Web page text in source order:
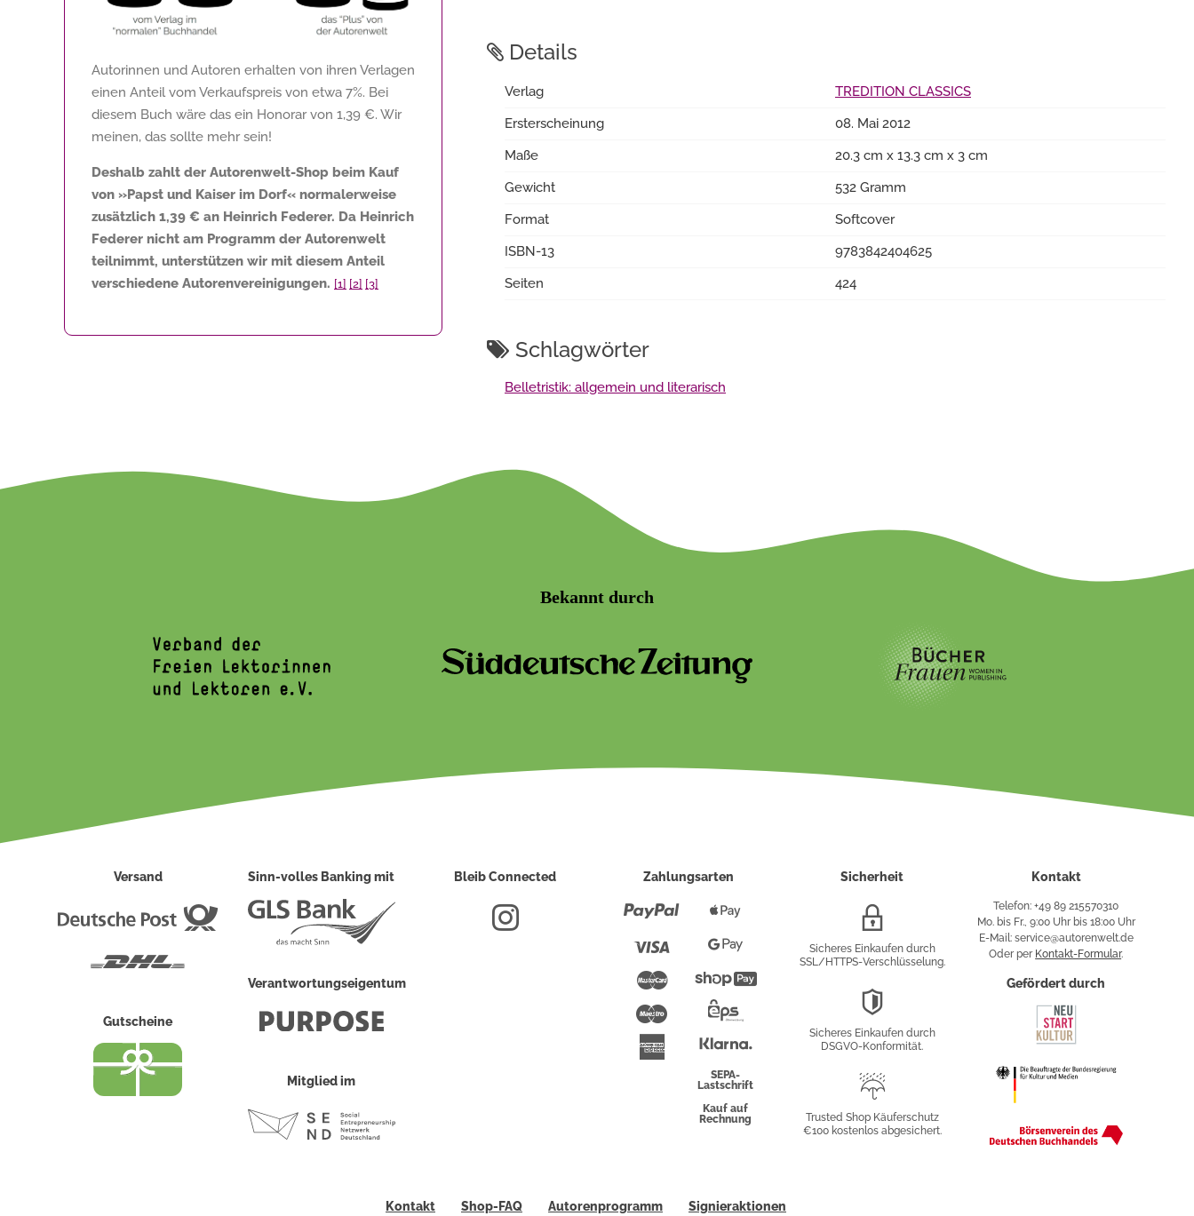
Autorinnen und Autoren erhalten von ihren Verlagen
einen Anteil vom Verkaufspreis von etwa 7%. Bei
diesem Buch wäre das ein Honorar von 1,39 €. Wir
meinen, das sollte mehr sein!
Deshalb zahlt der Autorenwelt-Shop beim Kauf
von »Papst und Kaiser im Dorf« normalerweise
zusätzlich 1,39 € an Heinrich Federer. Da Heinrich
Federer nicht am Programm der Autorenwelt
teilnimmt, unterstützen wir mit diesem Anteil
verschiedene Autorenvereinigungen. [1] [2] [3]
Details
Verlag
TREDITION CLASSICS
Ersterscheinung
08. Mai 2012
Maße
20.3 cm x 13.3 cm x 3 cm
Gewicht
532 Gramm
Format
Softcover
ISBN-13
9783842404625
Seiten
424
Schlagwörter
Belletristik: allgemein und literarisch
Bekannt durch
Versand
Deutsche
Gutscheine
Sinn-volles Banking mit
Verantwortungseigentum
Mitglied im
Bleib Connected Zahlungsarten
Paypal
Mastercard
Maestro
American
Express
Pay
PayShopify
Überweisung
SEPA-
Lastschrift
Kauf auf
Rechnung
Sicherheit
Verschlüsselung
Sicheres Einkaufen durch
SSL/HTTPS-Verschlüsselung.
Sicheres Einkaufen durch
DSGVO-Konformität.
Käuferschutz
Trusted Shop Käuferschutz
€100 kostenlos abgesichert.
Kontakt
Telefon: +49 89 215570310
Mo. bis Fr., 9:00 Uhr bis 18:00 Uhr
E-Mail: service@autorenwelt.de
Oder per Kontakt-Formular.
Gefördert durch
Kontakt Shop-FAQ Autorenprogramm Signieraktionen